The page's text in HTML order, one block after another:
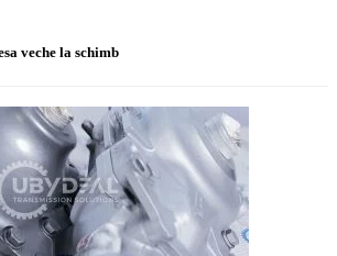
veche la schimb